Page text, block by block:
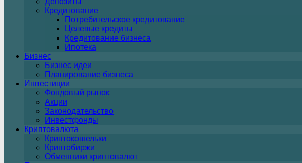
Кредитование
Потребительское кредитование
Целевые кредиты
Кредитование бизнеса
Ипотека
Бизнес
Бизнес идеи
Планирование бизнеса
Инвестиции
Фондовый рынок
Акции
Законодательство
Инвестфонды
Криптовалюта
Криптокошельки
Криптобиржи
Обменники криптовалют